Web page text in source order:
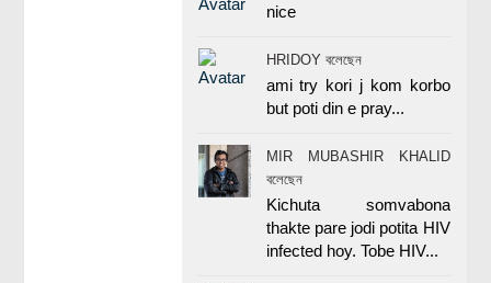
nice
HRIDOY বলেছেন
ami try kori j kom korbo
but poti din e pray...
MIR MUBASHIR KHALID
বলেছেন
Kichuta somvabona
thakte pare jodi potita HIV
infected hoy. Tobe HIV...